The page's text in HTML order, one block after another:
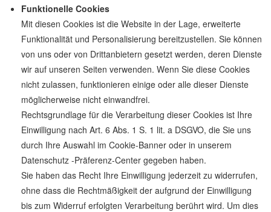
Funktionelle Cookies
Mit diesen Cookies ist die Website in der Lage, erweiterte
Funktionalität und Personalisierung bereitzustellen. Sie können
von uns oder von Drittanbietern gesetzt werden, deren Dienste
wir auf unseren Seiten verwenden. Wenn Sie diese Cookies
nicht zulassen, funktionieren einige oder alle dieser Dienste
möglicherweise nicht einwandfrei.
Rechtsgrundlage für die Verarbeitung dieser Cookies ist Ihre
Einwilligung nach Art. 6 Abs. 1 S. 1 lit. a DSGVO, die Sie uns
durch Ihre Auswahl im Cookie-Banner oder in unserem
Datenschutz -Präferenz-Center gegeben haben.
Sie haben das Recht Ihre Einwilligung jederzeit zu widerrufen,
ohne dass die Rechtmäßigkeit der aufgrund der Einwilligung
bis zum Widerruf erfolgten Verarbeitung berührt wird. Um dies